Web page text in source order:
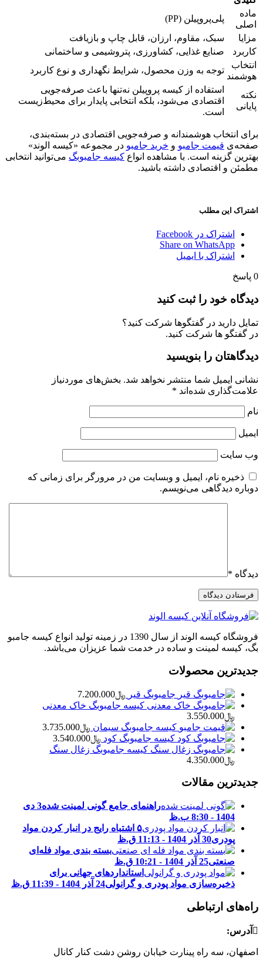
ماده
اصلی
پلی‌پروپیلن (PP)
مزایا
سبک، مقاوم، ارزان، قابل چاپ و بازیافت
کاربرد
صنایع غذایی، کشاورزی، پتروشیمی و ساختمانی
انتخاب
هوشمند
توجه به وزن محصول، شرایط نگهداری و نوع کاربرد
نکته
پایانی
استفاده از کیسه پروپیلن نه‌تنها باعث صرفه‌جویی
اقتصادی می‌شود، بلکه انتخابی پایدار برای محیط‌زیست
است.
برای انتخاب هوشمندانه و صرفه‌جویی اقتصادی در بسته‌بندی،
صفحه‌ی قیمت جامبو و خرید جامبو در مجموعه «کیسه الوند»
بهترین گزینه است. با مشاهده انواع کیسه جامبوبگ می‌توانید انتخابی
مطمئن و اقتصادی داشته باشید.
اشتراک این مطلب
اشتراک در Facebook
Share on WhatsApp
اشتراک با ایمیل
0 پاسخ
دیدگاه خود را ثبت کنید
تمایل دارید در گفتگوها شرکت کنید؟
در گفتگو ها شرکت کنید.
دیدگاهتان را بنویسید
نشانی ایمیل شما منتشر نخواهد شد. بخش‌های موردنیاز
علامت‌گذاری شده‌اند *
نام
ایمیل
وب‌ سایت
ذخیره نام، ایمیل و وبسایت من در مرورگر برای زمانی که
دوباره دیدگاهی می‌نویسم.
دیدگاه *
فروشگاه کیسه الوند از سال 1390 در زمینه تولید انواع کیسه جامبو
بگ، کیسه لمینت و ساده در خدمت شما عزیزان می‌باشد.
جدیدترین محصولات
جامبوبگ قیر ﷼7.200.000
کیسه جامبوبگ خاک معدنی
﷼3.550.000
کیسه جامبوبگ سیمان ﷼3.735.000
کیسه جامبوبگ کود ﷼3.540.000
کیسه جامبوبگ زغال سنگ
﷼4.350.000
جدیدترین مقالات
راهنمای جامع گونی لمینت شده
3 دی
1404 - 8:30 ب.ظ
۵ اشتباه رایج در انبار کردن مواد
پودری30 آذر 1404 - 11:13 ق.ظ
بسته ‌بندی مواد فله‌ای
صنعتی25 آذر 1404 - 10:21 ق.ظ
استانداردهای جهانی برای
ذخیره‌سازی مواد پودری و گرانولی24 آذر 1404 - 11:39 ق.ظ
راه‌های ارتباطی
 آدرس:
اصفهان، سه راه پینارت خیابان روشن دشت کنار کانال